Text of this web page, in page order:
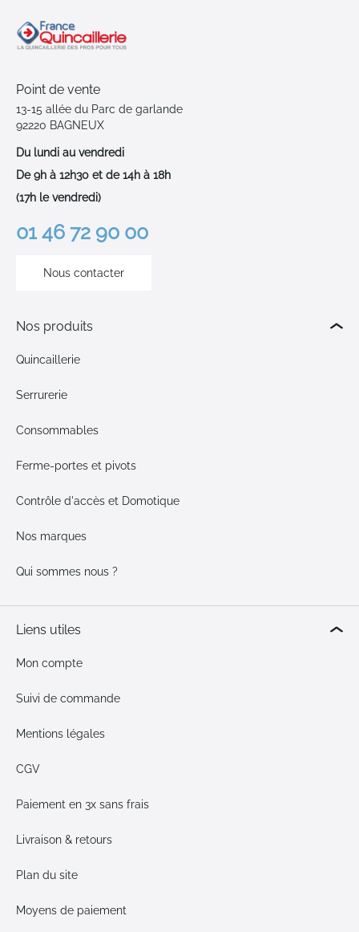
Point de vente
13-15 allée du Parc de garlande
92220 BAGNEUX
Du lundi au vendredi
De 9h à 12h30 et de 14h à 18h
(17h le vendredi)
01 46 72 90 00
Nous contacter
Nos produits
Quincaillerie
Serrurerie
Consommables
Ferme-portes et pivots
Contrôle d'accès et Domotique
Nos marques
Qui sommes nous ?
Liens utiles
Mon compte
Suivi de commande
Mentions légales
CGV
Paiement en 3x sans frais
Livraison & retours
Plan du site
Moyens de paiement